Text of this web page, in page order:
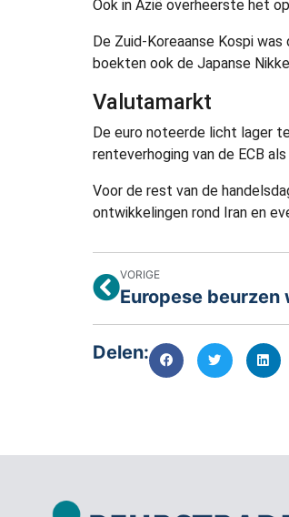
Ook in Azië overheerste het
De Zuid-Koreaanse Kospi
boekten ook de Japanse
Valutamarkt
De euro noteerde licht lager
renteverhoging van de ECB
Voor de rest van de
ontwikkelingen rond Iran en
VORIGE
Delen: